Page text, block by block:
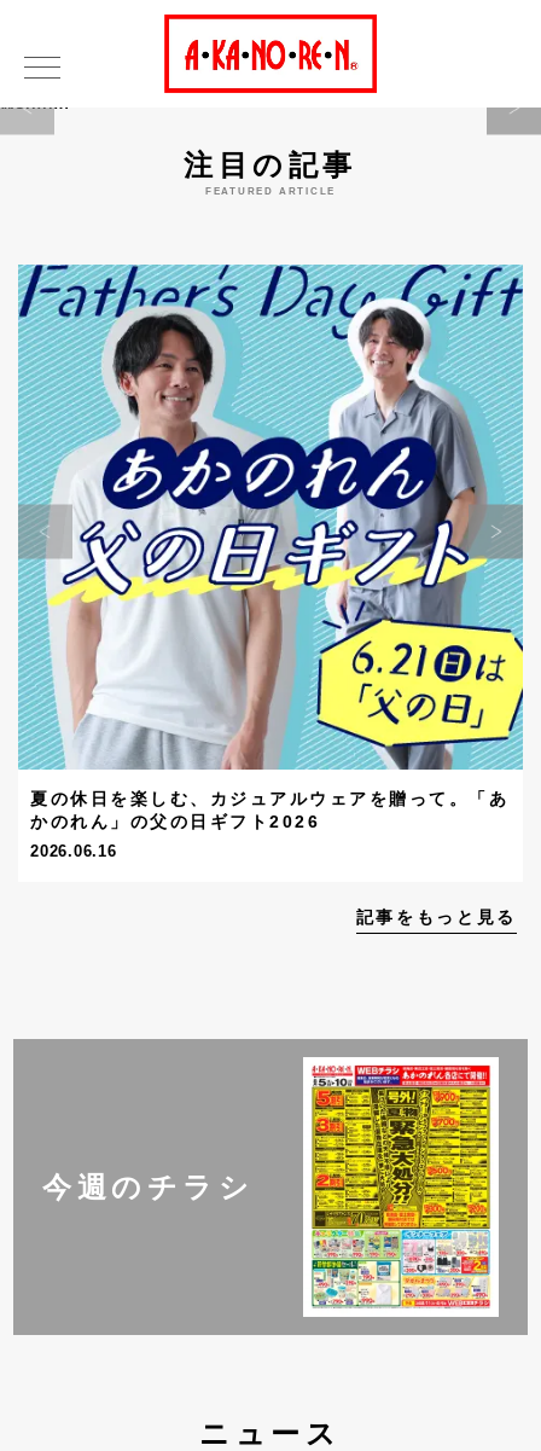
Warning
注目の記事
FEATURED ARTICLE
夏の休日を楽しむ、カジュアルウェアを贈って。「あ
かのれん」の父の日ギフト2026
2026.06.16
記事をもっと見る
今週のチラシ
ニュース